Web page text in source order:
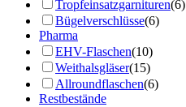
Tropfeinsatzgarnituren(6)
Bügelverschlüsse(6)
Pharma
EHV-Flaschen(10)
Weithalsgläser(15)
Allroundflaschen(6)
Restbestände